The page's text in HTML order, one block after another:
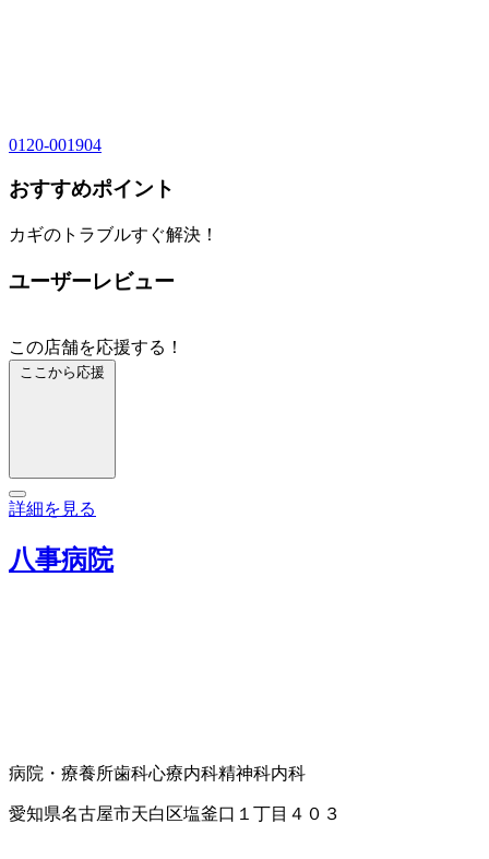
0120-001904
おすすめポイント
カギのトラブルすぐ解決！
ユーザーレビュー
この店舗を応援する！
ここから応援
詳細を見る
八事病院
病院・療養所歯科心療内科精神科内科
愛知県名古屋市天白区塩釜口１丁目４０３